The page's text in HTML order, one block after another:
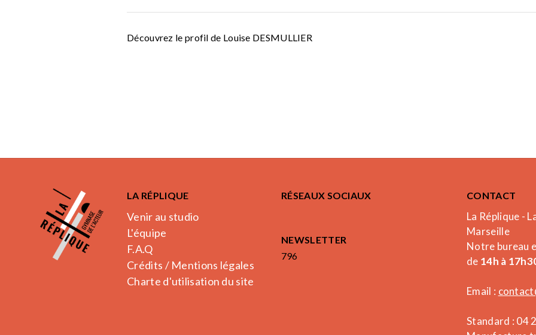
Découvrez le profil de Louise DESMULLIER
LA RÉPLIQUE
Venir au studio
L'équipe
F.A.Q
Crédits / Mentions légales
Charte d'utilisation du site
RÉSEAUX SOCIAUX
NEWSLETTER
796
CONTACT
La Réplique -
Marseille
Notre bureau
de 14h à
Email :
Standard : 04